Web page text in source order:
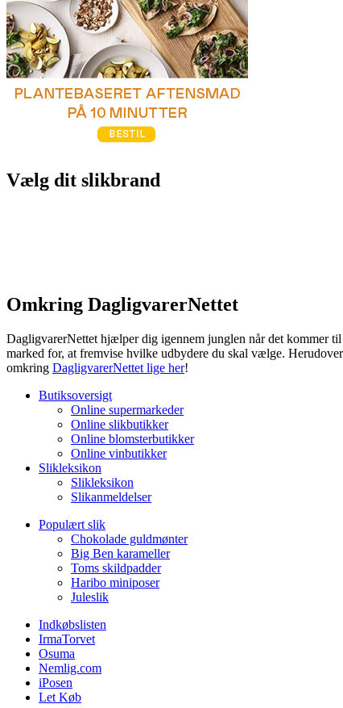
Vælg dit slikbrand
Omkring DagligvarerNettet
DagligvarerNettet hjælper dig igennem junglen når det kommer
marked for, at fremvise hvilke udbydere du skal vælge.
omkring DagligvarerNettet lige her!
Butiksoversigt
Online supermarkeder
Online slikbutikker
Online blomsterbutikker
Online vinbutikker
Slikleksikon
Slikleksikon
Slikanmeldelser
Populært slik
Chokolade guldmønter
Big Ben karameller
Toms skildpadder
Haribo miniposer
Juleslik
Indkøbslisten
IrmaTorvet
Osuma
Nemlig.com
iPosen
Let Køb